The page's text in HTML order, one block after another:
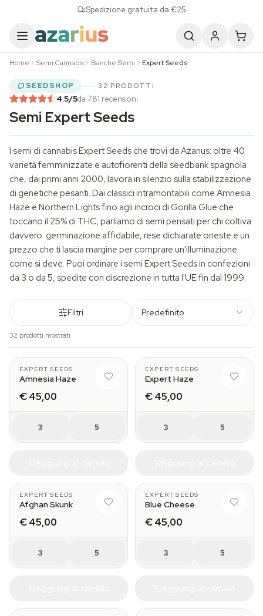
Spedizione gratuita da €25
Home Semi Cannabis Banche Semi Expert Seeds
SEEDSHOP 32 PRODOTTI
4.5/5da 781 recensioni
Semi Expert Seeds
I semi di cannabisExpert Seeds che trovi da Azarius: oltre 40
varietà femminizzate e autofiorenti della seedbank spagnola
che, dai primi anni 2000, lavora in silenzio sulla stabilizzazione
di genetiche pesanti. Dai classici intramontabili come Amnesia
Haze e Northern Lights fino agli incroci di Gorilla Glue che
toccano il 25% di THC, parliamo di semi pensati per chi coltiva
davvero: germinazione affidabile, rese dichiarate oneste e un
prezzo che ti lascia margine per comprare un'illuminazione
come si deve. Puoi ordinare i semi Expert Seeds in confezioni
da 3 o da 5, spedite con discrezione in tutta l'UE fin dal 1999.
Filtri Predefinito
32 prodotti mostrati
EXPERT SEEDS
Amnesia Haze
€ 45,00
3 5
EXPERT SEEDS
Expert Haze
€ 45,00
3 5
EXPERT SEEDS
Afghan Skunk
€ 45,00
3 5
EXPERT SEEDS
Blue Cheese
€ 45,00
3 5